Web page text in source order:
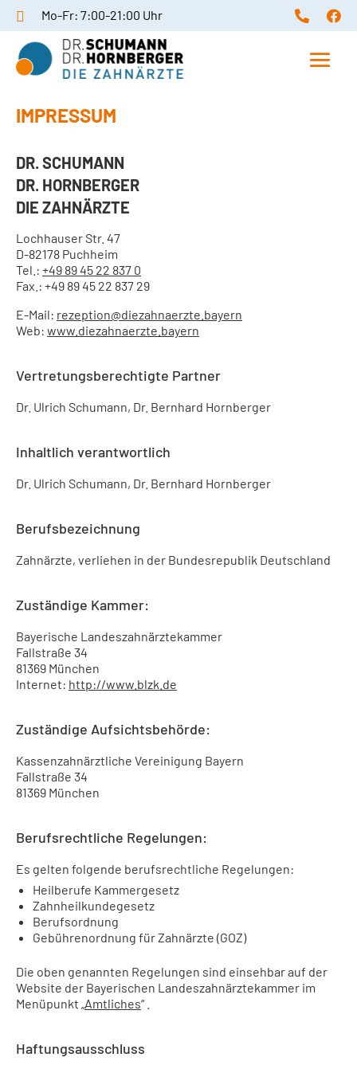
 Mo-Fr: 7:00-21:00 Uhr  
IMPRESSUM
DR. SCHUMANN
DR. HORNBERGER
DIE ZAHNÄRZTE
Lochhauser Str. 47
D-82178 Puchheim
Tel.: +49 89 45 22 837 0
Fax.: +49 89 45 22 837 29
E-Mail: rezeption@diezahnaerzte.bayern
Web: www.diezahnaerzte.bayern
Vertretungsberechtigte Partner
Dr. Ulrich Schumann, Dr. Bernhard Hornberger
Inhaltlich verantwortlich
Dr. Ulrich Schumann, Dr. Bernhard Hornberger
Berufsbezeichnung
Zahnärzte, verliehen in der Bundesrepublik Deutschland
Zuständige Kammer:
Bayerische Landeszahnärztekammer
Fallstraße 34
81369 München
Internet: http://www.blzk.de
Zuständige Aufsichtsbehörde:
Kassenzahnärztliche Vereinigung Bayern
Fallstraße 34
81369 München
Berufsrechtliche Regelungen:
Es gelten folgende berufsrechtliche Regelungen:
Heilberufe Kammergesetz
Zahnheilkundegesetz
Berufsordnung
Gebührenordnung für Zahnärzte (GOZ)
Die oben genannten Regelungen sind einsehbar auf der
Website der Bayerischen Landeszahnärztekammer im
Menüpunkt „Amtliches“ .
Haftungsausschluss